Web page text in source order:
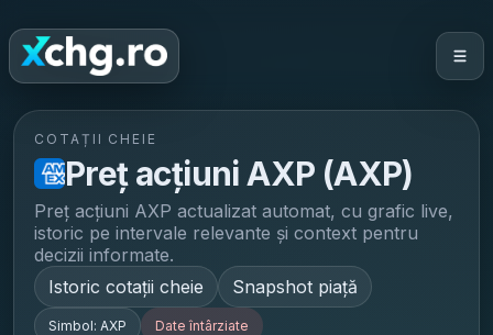
COTAȚII CHEIE
Preț acțiuniAXP (AXP)
Preț acțiuni AXP actualizat automat, cu grafic live,
istoric pe intervale relevante și context pentru
decizii informate.
Istoric cotații cheie
Snapshot piață
Simbol: AXP Date întârziate